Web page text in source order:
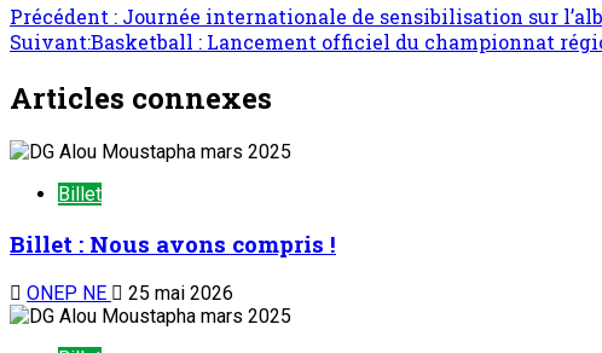
Navigation
d’article
Précédent : Journée internationale de sensibilisation sur
Suivant:Basketball : Lancement officiel du championnat
Articles connexes
Billet
Billet : Nous avons compris !
ONEP NE 25 mai 2026